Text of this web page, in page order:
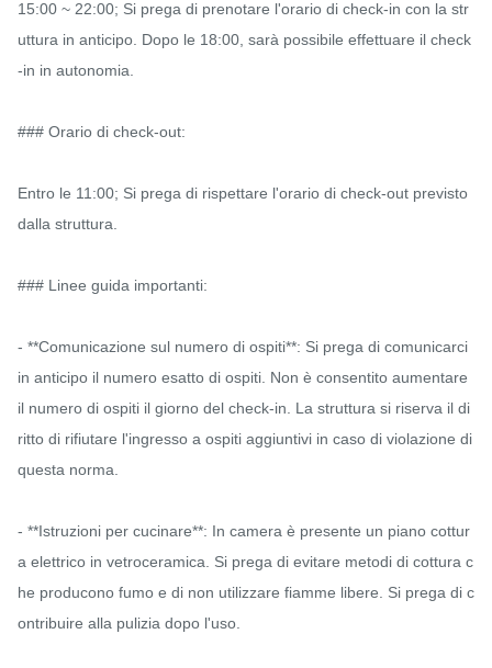
15:00 ~ 22:00; Si prega di prenotare l'orario di check-in con la str
uttura in anticipo. Dopo le 18:00, sarà possibile effettuare il check
-in in autonomia.
### Orario di check-out:
Entro le 11:00; Si prega di rispettare l'orario di check-out previsto
dalla struttura.
### Linee guida importanti:
- **Comunicazione sul numero di ospiti**: Si prega di comunicarci
in anticipo il numero esatto di ospiti. Non è consentito aumentare
il numero di ospiti il ​​giorno del check-in. La struttura si riserva il di
ritto di rifiutare l'ingresso a ospiti aggiuntivi in ​​caso di violazione di
questa norma.
- **Istruzioni per cucinare**: In camera è presente un piano cottur
a elettrico in vetroceramica. Si prega di evitare metodi di cottura c
he producono fumo e di non utilizzare fiamme libere. Si prega di c
ontribuire alla pulizia dopo l'uso.